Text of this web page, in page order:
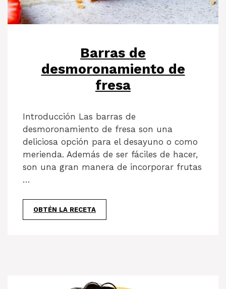
Barras de
desmoronamiento de
fresa
Introducción Las barras de
desmoronamiento de fresa son una
deliciosa opción para el desayuno o como
merienda. Además de ser fáciles de hacer,
son una gran manera de incorporar frutas
…
OBTÉN LA RECETA